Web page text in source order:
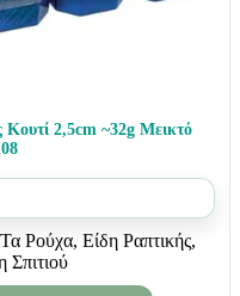
Κουτί 2,5cm ~32g Μεικτό
Ρούχα, Είδη Ραπτικής,
Σπιτιού